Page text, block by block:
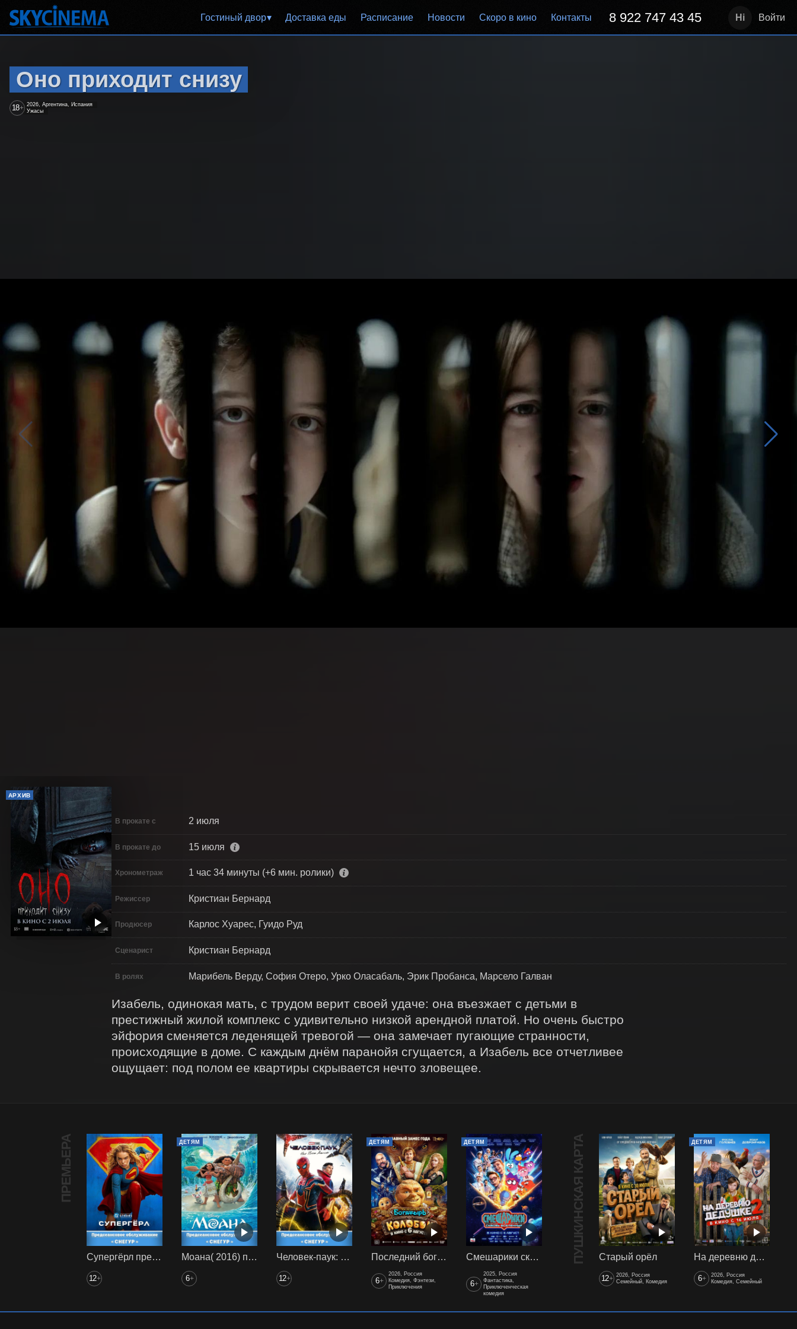
Гостиный двор Доставка еды Расписание Новости Скоро в кино Контакты 8 922 747 43 45 Войти
Оно приходит снизу
18+ 2026, Аргентина, Испания
Ужасы
АРХИВ
В прокате с 2 июля
В прокате до 15 июля
Хронометраж 1 час 34 минуты (+6 мин. ролики)
Режиссер Кристиан Бернард
Продюсер Карлос Хуарес, Гуидо Руд
Сценарист Кристиан Бернард
В ролях Марибель Верду, София Отеро, Урко Оласабаль, Эрик Пробанса, Марсело Галван
Изабель, одинокая мать, с трудом верит своей удаче: она въезжает с детьми в
престижный жилой комплекс с удивительно низкой арендной платой. Но очень быстро
эйфория сменяется леденящей тревогой — она замечает пугающие странности,
происходящие в доме. С каждым днём паранойя сгущается, а Изабель все отчетливее
ощущает: под полом ее квартиры скрывается нечто зловещее.
ПРЕМЬЕРА
Супергёрл предс. обсл. Снегур
12+
ДЕТЯМ
Моана( 2016) предс. обсл. Снегур
6+
Человек-паук: Нет пути домой (2021) предс. обсл. Снегур
12+
ДЕТЯМ
Последний богатырь. Колобок
6+
2026, Россия
Комедия, Фэнтези,
Приключения
ДЕТЯМ
Смешарики сквозь вселенные
6+
2025, Россия
Фантастика,
Приключенческая
комедия
ПУШКИНСКАЯ КАРТА Старый орёл
12+ 2026, Россия
Семейный, Комедия
ДЕТЯМ
На деревню дедушке 2
6+
2026, Россия
Комедия, Семейный